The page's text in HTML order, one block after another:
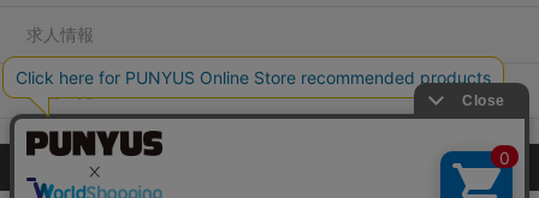
求人情報
店舗一覧
プライバシーポリシー